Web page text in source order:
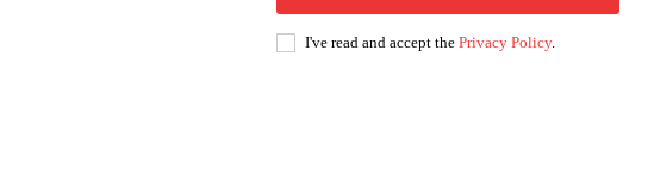
I've read and accept the Privacy Policy.